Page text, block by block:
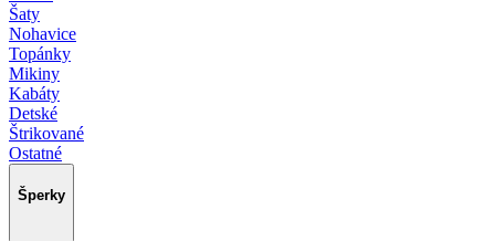
Šaty
Nohavice
Topánky
Mikiny
Kabáty
Detské
Štrikované
Ostatné
Šperky